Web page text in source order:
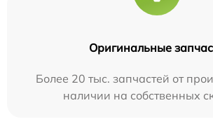
Оригинальные
Более 20 тыс. запчастей от
наличии на собственных